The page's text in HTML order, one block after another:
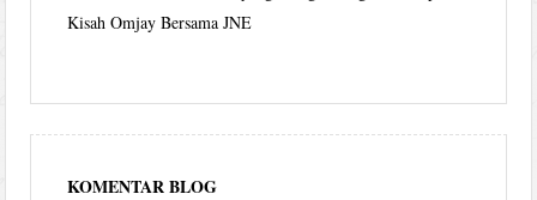
Kisah Omjay Bersama JNE
KOMENTAR BLOG